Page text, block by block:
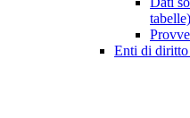
tabelle)
Enti di